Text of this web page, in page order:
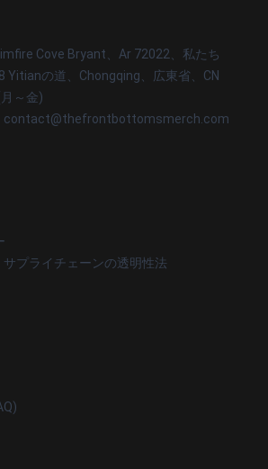
Cove Bryant、Ar 72022、私たち
Yitianの道、Chongqing、広東省、CN
～金)
contact@thefrontbottomsmerch.com
プライチェーンの透明性法